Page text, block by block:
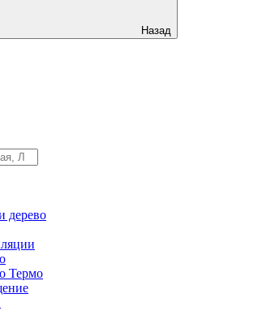
Назад
дерево
Термо